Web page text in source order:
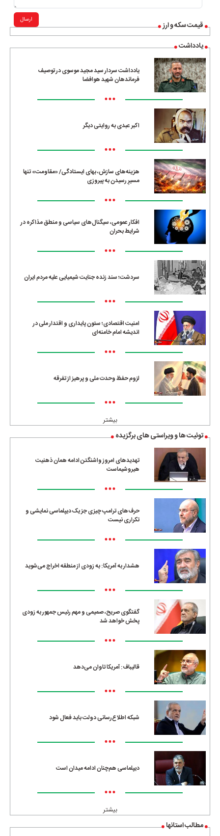
قیمت سکه و ارز
یادداشت
یادداشت سردار سید مجید موسوی در توصیف
فرماندهان شهید هوافضا
•••
اکبر عبدی به روایتی دیگر
•••
هزینه‌های سازش، بهای ایستادگی/ «مقاومت» تنها
مسیرِ رسیدن به پیروزی
•••
افکار عمومی، سیگنال‌های سیاسی و منطق مذاکره در
شرایط بحران
•••
سردشت؛ سند زنده جنایت شیمیایی علیه مردم ایران
•••
امنیت اقتصادی؛ ستون پایداری و اقتدار ملی در
اندیشه امام خامنه‌ای
•••
لزوم حفظ وحدت ملی و پرهیز از تفرقه
•••
بیشتر
توئیت ها و ویراستی های برگزیده
تهدیدهای امروز واشنگتن ادامه همان ذهنیت
هیروشیماست
•••
حرف‌های ترامپ چیزی جز یک دیپلماسی نمایشی و
تکراری نیست
•••
هشدار به آمریکا: به زودی از منطقه اخراج می‌شوید
•••
گفتگوی صریح، صمیمی و مهم رئیس جمهور به زودی
پخش خواهد شد
•••
قالیباف: آمریکا تاوان می‌دهد
•••
شبکه اطلاع‌رسانی دولت باید فعال شود
•••
دیپلماسی هم‌چنان ادامه میدان است
•••
بیشتر
مطالب استانها
ارسال